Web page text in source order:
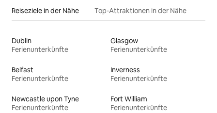
Reiseziele in der Nähe Top-Attraktionen in der Nähe
Dublin
Ferienunterkünfte
Glasgow
Ferienunterkünfte
Belfast
Ferienunterkünfte
Inverness
Ferienunterkünfte
Newcastle upon Tyne
Ferienunterkünfte
Fort William
Ferienunterkünfte